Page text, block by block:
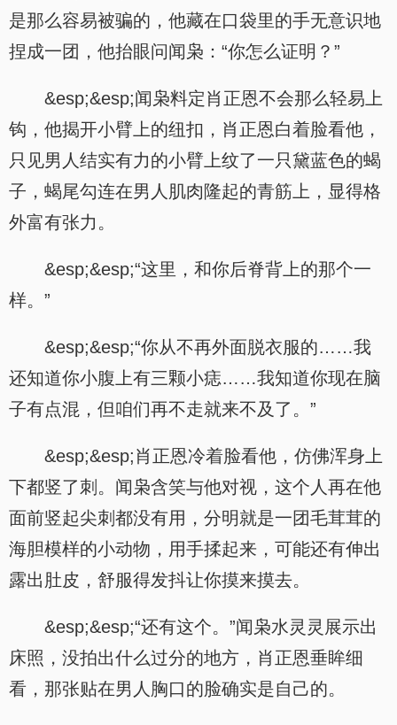
是那么容易被骗的，他藏在口袋里的手无意识地
捏成一团，他抬眼问闻枭：“你怎么证明？”
&esp;&esp;闻枭料定肖正恩不会那么轻易上
钩，他揭开小臂上的纽扣，肖正恩白着脸看他，
只见男人结实有力的小臂上纹了一只黛蓝色的蝎
子，蝎尾勾连在男人肌肉隆起的青筋上，显得格
外富有张力。
&esp;&esp;“这里，和你后脊背上的那个一
样。”
&esp;&esp;“你从不再外面脱衣服的……我
还知道你小腹上有三颗小痣……我知道你现在脑
子有点混，但咱们再不走就来不及了。”
&esp;&esp;肖正恩冷着脸看他，仿佛浑身上
下都竖了刺。闻枭含笑与他对视，这个人再在他
面前竖起尖刺都没有用，分明就是一团毛茸茸的
海胆模样的小动物，用手揉起来，可能还有伸出
露出肚皮，舒服得发抖让你摸来摸去。
&esp;&esp;“还有这个。”闻枭水灵灵展示出
床照，没拍出什么过分的地方，肖正恩垂眸细
看，那张贴在男人胸口的脸确实是自己的。